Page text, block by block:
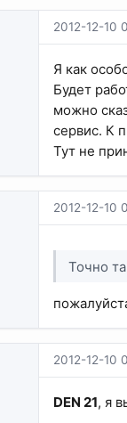
2012-12-10
Я как
Будет
можно
сервис. К
Тут не
2012-12-10
Точно
2012-12-10
DEN 21, я